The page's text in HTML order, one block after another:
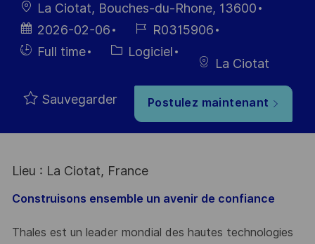
localisation
La Ciotat, Bouches-du-Rhone, 13600
Date
d’affichage
2026-02-06
Référence
du poste
R0315906
HiringFull time Catégorie
Logiciel
La Ciotat
Sauvegarder Postulez maintenant
Lieu : La Ciotat, France
Construisons ensemble un avenir de confiance
Thales est un leader mondial des hautes technologies